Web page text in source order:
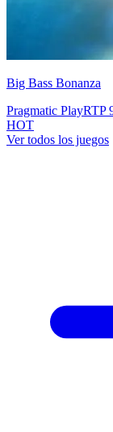
Big Bass Bonanza
Pragmatic PlayRTP
HOT
Ver todos los juegos